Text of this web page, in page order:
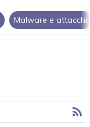
Malware e attacchi